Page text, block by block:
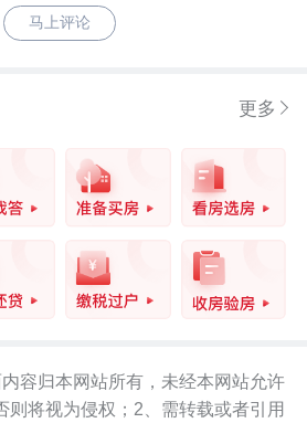
马上评论
更多
容归本网站所有，未经本网站允许
则将视为侵权；2、需转载或者引用